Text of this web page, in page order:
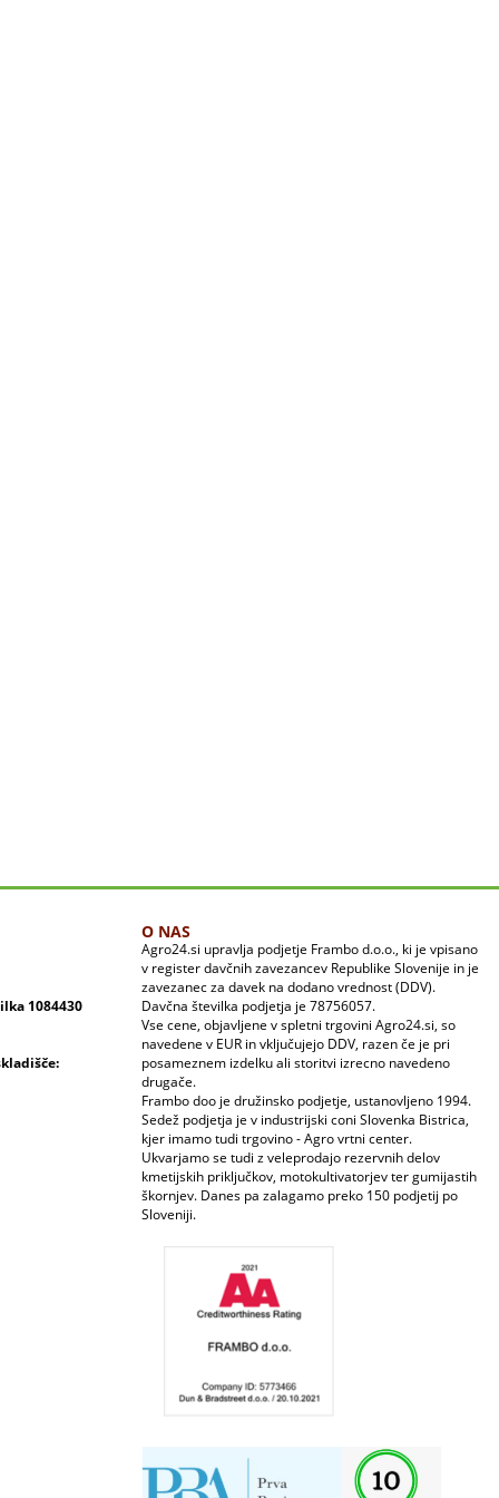
1084430
O NAS
Agro24.si upravlja podjetje Frambo d.o.o., ki je vpisano
v register davčnih zavezancev Republike Slovenije in je
zavezanec za davek na dodano vrednost (DDV).
Davčna številka podjetja je 78756057.
Vse cene, objavljene v spletni trgovini Agro24.si, so
navedene v EUR in vključujejo DDV, razen če je pri
posameznem izdelku ali storitvi izrecno navedeno
drugače.
Frambo doo je družinsko podjetje, ustanovljeno 1994.
Sedež podjetja je v industrijski coni Slovenka Bistrica,
kjer imamo tudi trgovino - Agro vrtni center.
Ukvarjamo se tudi z veleprodajo rezervnih delov
kmetijskih priključkov, motokultivatorjev ter gumijastih
škornjev. Danes pa zalagamo preko 150 podjetij po
Sloveniji.